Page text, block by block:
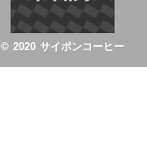
© 2020 サイポンコーヒー